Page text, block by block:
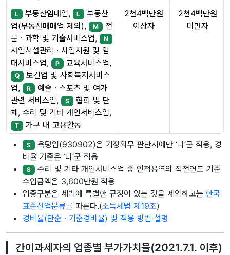
L 부동산임대업, L
부동산
업(부동산매매업 제외),
M 전
문ㆍ과학 및 기술서비스업,
N
사업시설관리ㆍ사업지원 및 임
대서비스업,
P 교육서비스업,
Q 보건업 및 사회복지서비스
업,
R 예술ㆍ스포츠 및 여가
관련 서비스업,
S 협회 및 단
체, 수리 및 기타 개인서비스업,
T 가구 내 고용활동
2천4백만원
이상자
2천4백만원
미만자
S 욕탕업(930902)은 기장의무 판단시에만 ‘나’군 적용, 경
비율 기준은 ‘다’군 적용
S 수리 및 기타 개인서비스업 중 인적용역의 직전연도 기준
수입금액은 3,600만원 적용
업종구분은 세법에 특별한 규정이 있는 것을 제외하고는 한국
표준산업분류를 따른다.(소득세법 제19조)
경비율(단순ㆍ기준경비율) 및 적용 방법 설명
간이과세자의 업종별 부가가치율(2021.7.1. 이후)